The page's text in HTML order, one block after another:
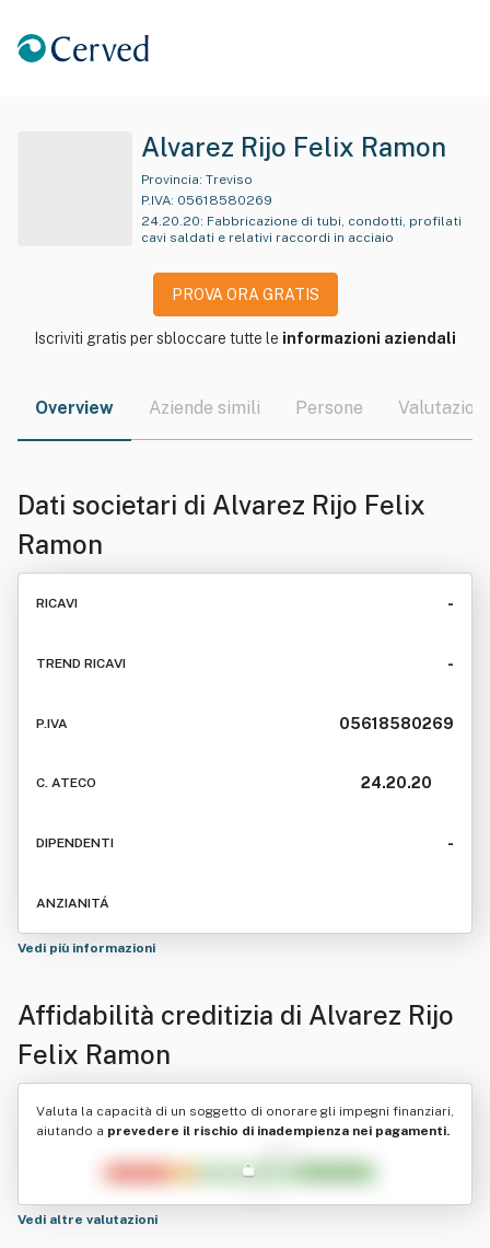
Alvarez Rijo Felix Ramon
Provincia: Treviso
P.IVA: 05618580269
24.20.20: Fabbricazione di tubi, condotti, profilati
cavi saldati e relativi raccordi in acciaio
PROVA ORA GRATIS
Iscriviti gratis per sbloccare tutte le informazioni aziendali
Overview Aziende simili Persone Valutazioni
Dati societari di Alvarez Rijo Felix
Ramon
RICAVI -
TREND RICAVI -
P.IVA 05618580269
C. ATECO 24.20.20
DIPENDENTI -
ANZIANITÁ
Vedi più informazioni
Affidabilità creditizia di Alvarez Rijo
Felix Ramon
Valuta la capacità di un soggetto di onorare gli impegni finanziari,
aiutando a prevedere il rischio di inadempienza nei pagamenti.
Vedi altre valutazioni